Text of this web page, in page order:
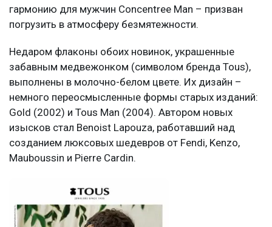
гармонию для мужчин Concentree Man – призван
погрузить в атмосферу безмятежности.
Недаром флаконы обоих новинок, украшенные
забавным медвежонком (символом бренда Tous),
выполнены в молочно-белом цвете. Их дизайн –
немного переосмысленные формы старых изданий:
Gold (2002) и Tous Man (2004). Автором новых
изысков стал Benoist Lapouza, работавший над
созданием люксовых шедевров от Fendi, Kenzo,
Mauboussin и Pierre Cardin.